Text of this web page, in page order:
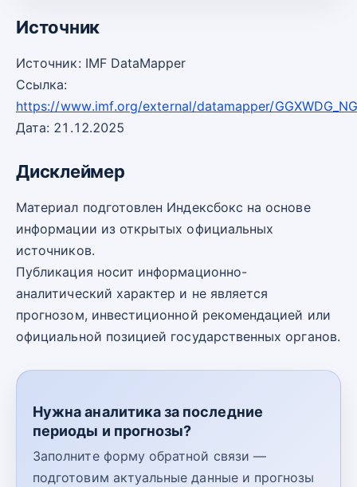
Источник
Источник: IMF DataMapper
Ссылка:
https://www.imf.org/external/datamapper/
Дата: 21.12.2025
Дисклеймер
Материал подготовлен Индексбокс на основе
информации из открытых официальных
источников.
Публикация носит информационно-
аналитический характер и не является
прогнозом, инвестиционной рекомендацией или
официальной позицией государственных органов.
Нужна аналитика за последние
периоды и прогнозы?
Заполните форму обратной связи —
подготовим актуальные данные и прогнозы